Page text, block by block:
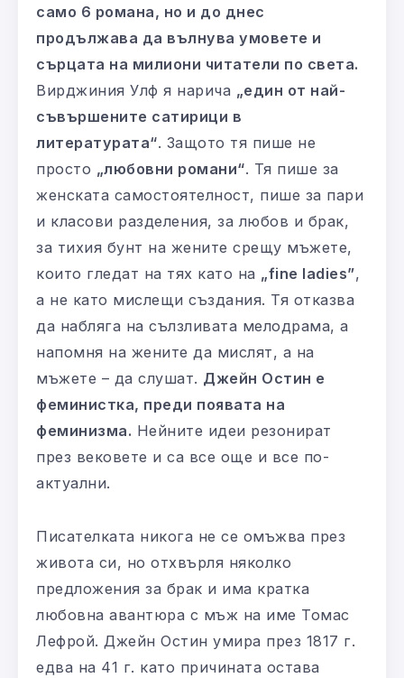
само 6 романа, но и до днес
продължава да вълнува умовете и
сърцата на милиони читатели по света.
Вирджиния Улф я нарича „един от най-
съвършените сатирици в
литературата“. Защото тя пише не
просто „любовни романи“. Тя пише за
женската самостоятелност, пише за пари
и класови разделения, за любов и брак,
за тихия бунт на жените срещу мъжете,
които гледат на тях като на „fine ladies”,
а не като мислещи създания. Тя отказва
да набляга на сълзливата мелодрама, а
напомня на жените да мислят, а на
мъжете – да слушат. Джейн Остин е
феминистка, преди появата на
феминизма. Нейните идеи резонират
през вековете и са все още и все по-
актуални.
Писателката никога не се омъжва през
живота си, но отхвърля няколко
предложения за брак и има кратка
любовна авантюра с мъж на име Томас
Лефрой. Джейн Остин умира през 1817 г.
едва на 41 г. като причината остава